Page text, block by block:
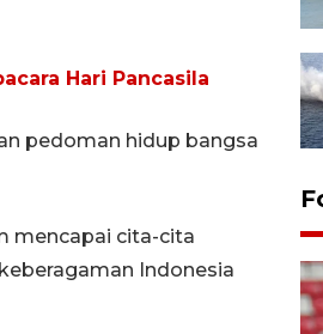
Hari Pancasila
pedoman hidup bangsa
mencapai cita-cita
Indonesia